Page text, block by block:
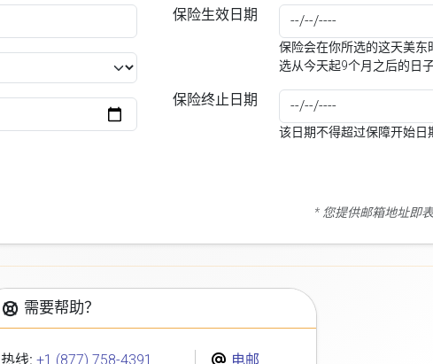
保险生效日期
保险会在你所选的这天美
选从今天起9个月之后的日子
保险终止日期
该日期不得超过保障开始日
* 您提供邮箱地址即
需要帮助？
热线: +1 (877) 758-4391
电邮